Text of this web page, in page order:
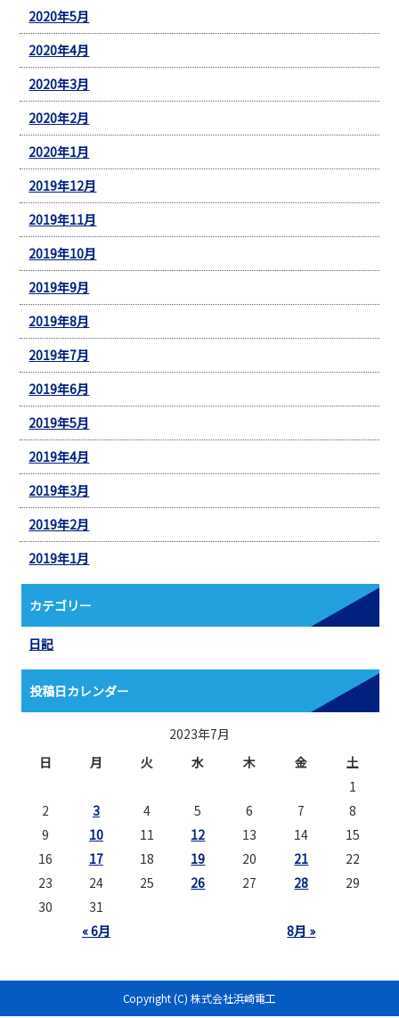
2020年5月
2020年4月
2020年3月
2020年2月
2020年1月
2019年12月
2019年11月
2019年10月
2019年9月
2019年8月
2019年7月
2019年6月
2019年5月
2019年4月
2019年3月
2019年2月
2019年1月
カテゴリー
日記
投稿日カレンダー
2023年7月
日
月 火 水 木 金 土
« 6月 8月 »
1
2
3 4 5 6 7
8
9
10 11 12 13 14
15
16
17 18 19 20 21
22
23
24 25 26 27 28
29
30
31
Copyright (C) 株式会社浜崎電工